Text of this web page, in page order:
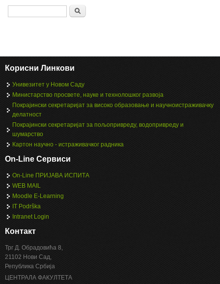
Search
Корисни Линкови
Унивезитет у Новом Саду
Министарство просвете, науке и технолошког развоја
Покрајински секретаријат за високо образовање и научноистраживачку
делатност
Покрајински секретаријат за пољопривреду, водопривреду и
шумарство
Картон научно - истраживачког радника
On-Line Сервиси
On-Line ПРИЈАВА ИСПИТА
WEB MAIL
Moodle E-Learning
IT Podrška
Intranet Login
Контакт
Трг Д. Обрадовића 8,
21102 Нови Сад,
Република Србија
ЦЕНТРАЛА ФАКУЛТЕТА